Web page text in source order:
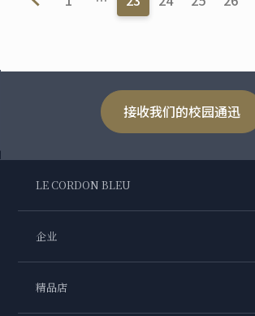
接收我们的校园通迅
LE CORDON BLEU
企业
精品店